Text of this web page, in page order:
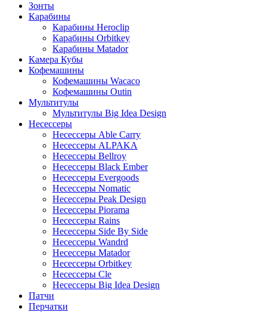
Зонты
Карабины
Карабины Heroclip
Карабины Orbitkey
Карабины Matador
Камера Кубы
Кофемашины
Кофемашины Wacaco
Кофемашины Outin
Мультитулы
Мультитулы Big Idea Design
Несессеры
Несессеры Able Carry
Несессеры ALPAKA
Несессеры Bellroy
Несессеры Black Ember
Несессеры Evergoods
Несессеры Nomatic
Несессеры Peak Design
Несессеры Piorama
Несессеры Rains
Несессеры Side By Side
Несессеры Wandrd
Несессеры Matador
Несессеры Orbitkey
Несессеры Cle
Несессеры Big Idea Design
Патчи
Перчатки